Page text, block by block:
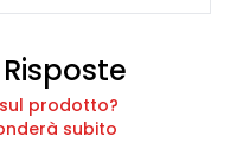
prodotto?
subito